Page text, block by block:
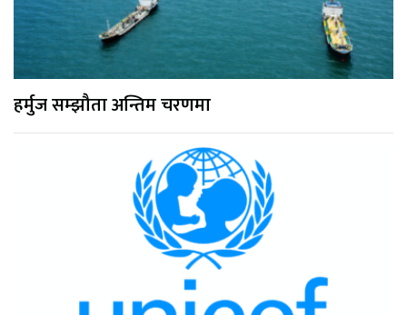
हर्मुज सम्झौता अन्तिम चरणमा